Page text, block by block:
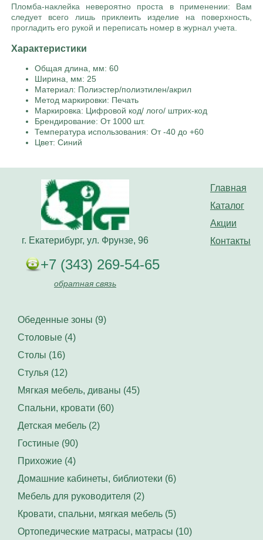
Пломба-наклейка невероятно проста в применении: Вам
следует всего лишь приклеить изделие на поверхность,
прогладить его рукой и переписать номер в журнал учета.
Характеристики
Общая длина, мм: 60
Ширина, мм: 25
Материал: Полиэстер/полиэтилен/акрил
Метод маркировки: Печать
Маркировка: Цифровой код/ лого/ штрих-код
Брендирование: От 1000 шт.
Температура использования: От -40 до +60
Цвет: Синий
Главная
Каталог
Акции
Контакты
г. Екатерибург, ул. Фрунзе, 96
+7 (343) 269-54-65
обратная связь
Обеденные зоны (9)
Столовые (4)
Столы (16)
Стулья (12)
Мягкая мебель, диваны (45)
Спальни, кровати (60)
Детская мебель (2)
Гостиные (90)
Прихожие (4)
Домашние кабинеты, библиотеки (6)
Мебель для руководителя (2)
Кровати, спальни, мягкая мебель (5)
Ортопедические матрасы, матрасы (10)